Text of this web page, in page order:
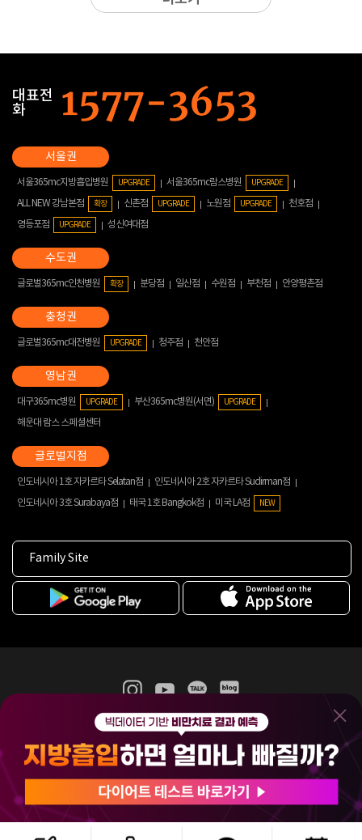
대표전
화
서울365mc지방흡입병원 UPGRADE 서울365mc람스병원 UPGRADE
ALL NEW 강남본점 확장 신촌점 UPGRADE 노원점 UPGRADE
천호점
영등포점
UPGRADE 성신여대점
글로벌365mc인천병원 확장 분당점 일산점 수원점 부천점 안양평촌점
글로벌365mc대전병원 UPGRADE 청주점 천안점
대구365mc병원 UPGRADE 부산365mc병원(서면) UPGRADE
해운대 람스 스페셜센터
인도네시아 1호 자카르타 Selatan점
인도네시아 2호 자카르타 Sudirman점
인도네시아 3호 Surabaya점
태국 1호 Bangkok점 미국 LA점 NEW
Family Site
365mc 병·의원 이용약관
홈페이지 이용약관
비급여진료수가
(주)365mcㅣ서울특별시 서초구 서초대로52길 7, 3~4층(서초동, 제일빌딩)
120-87-04354ㅣ김남철
COPYRIGHT(C) 2025 365mc. ALL RIGHTS RESERVED.